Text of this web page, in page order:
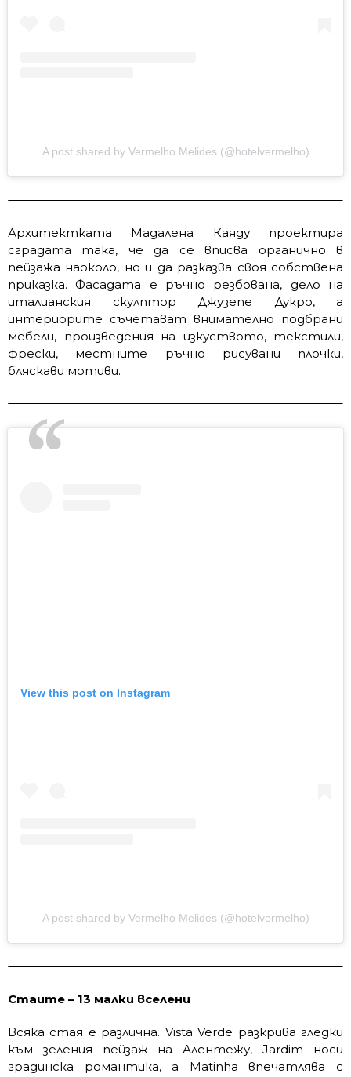
A post shared by Vermelho Melides (@hotelvermelho)
Архитектката Мадалена Каяду проектира
сградата така, че да се вписва органично в
пейзажа наоколо, но и да разказва своя собствена
приказка. Фасадата е ръчно резбована, дело на
италианския скулптор Джузепе Дукро, а
интериорите съчетават внимателно подбрани
мебели, произведения на изкуството, текстили,
фрески, местните ръчно рисувани плочки,
бляскави мотиви.
View this post on Instagram
A post shared by Vermelho Melides (@hotelvermelho)
Стаите – 13 малки вселени
Всяка стая е различна. Vista Verde разкрива гледки
към зеления пейзаж на Алентежу, Jardim носи
градинска романтика, а Matinha впечатлява с